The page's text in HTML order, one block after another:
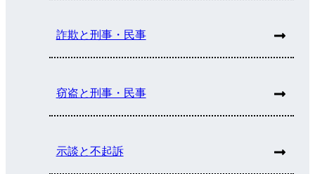
詐欺と刑事・民事
窃盗と刑事・民事
示談と不起訴